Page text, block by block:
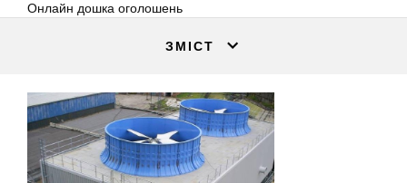
Онлайн дошка оголошень
ЗМІСТ